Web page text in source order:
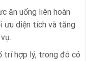
ăn uống liên hoàn
ưu diện tích và tăng
trí hợp lý, trong đó có